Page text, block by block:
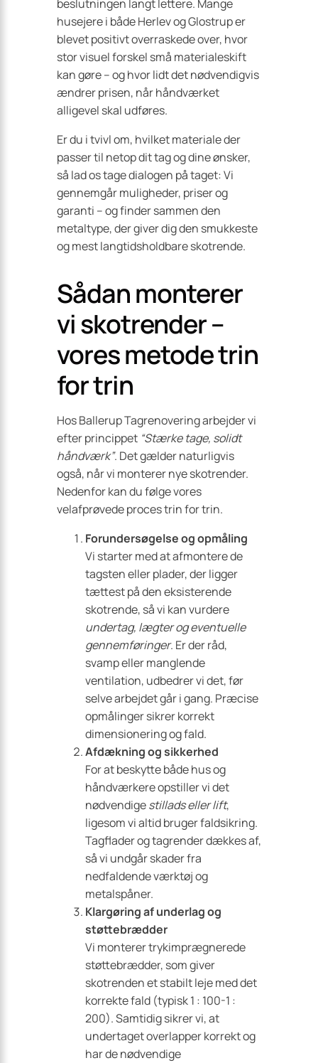
beslutningen langt lettere. Mange
husejere i både Herlev og Glostrup er
blevet positivt overraskede over, hvor
stor visuel forskel små materialeskift
kan gøre – og hvor lidt det nødvendigvis
ændrer prisen, når håndværket
alligevel skal udføres.
Er du i tvivl om, hvilket materiale der
passer til netop dit tag og dine ønsker,
så lad os tage dialogen på taget: Vi
gennemgår muligheder, priser og
garanti – og finder sammen den
metaltype, der giver dig den smukkeste
og mest langtidsholdbare skotrende.
Sådan monterer
vi skotrender –
vores metode trin
for trin
Hos Ballerup Tagrenovering arbejder vi
efter princippet “Stærke tage, solidt
håndværk”. Det gælder naturligvis
også, når vi monterer nye skotrender.
Nedenfor kan du følge vores
velafprøvede proces trin for trin.
Forundersøgelse og opmåling
Vi starter med at afmontere de
tagsten eller plader, der ligger
tættest på den eksisterende
skotrende, så vi kan vurdere
undertag, lægter og eventuelle
gennemføringer. Er der råd,
svamp eller manglende
ventilation, udbedrer vi det, før
selve arbejdet går i gang. Præcise
opmålinger sikrer korrekt
dimensionering og fald.
Afdækning og sikkerhed
For at beskytte både hus og
håndværkere opstiller vi det
nødvendigestillads eller lift,
ligesom vi altid bruger faldsikring.
Tagflader og tagrender dækkes af,
så vi undgår skader fra
nedfaldende værktøj og
metalspåner.
Klargøring af underlag og
støttebrædder
Vi monterer trykimprægnerede
støttebrædder, som giver
skotrenden et stabilt leje med det
korrekte fald (typisk 1 : 100-1 :
200). Samtidig sikrer vi, at
undertaget overlapper korrekt og
har de nødvendige